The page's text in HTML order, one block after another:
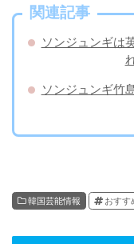
関連記事
ソンジュンギは
ソンジュンギ竹
韓国芸能情報 おすす